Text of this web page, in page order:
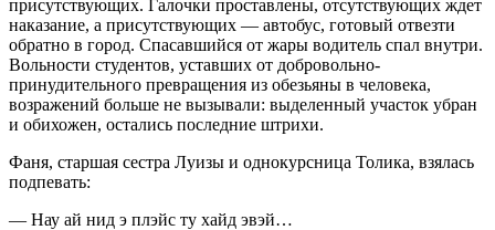
присутствующих. Галочки проставлены, отсутствующих ждет
наказание, а присутствующих — автобус, готовый отвезти
обратно в город. Спасавшийся от жары водитель спал внутри.
Вольности студентов, уставших от добровольно-
принудительного превращения из обезьяны в человека,
возражений больше не вызывали: выделенный участок убран
и обихожен, остались последние штрихи.
Фаня, старшая сестра Луизы и однокурсница Толика, взялась
подпевать:
— Нау ай нид э плэйс ту хайд эвэй…